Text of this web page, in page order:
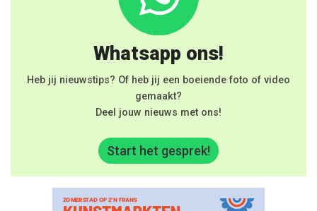
Whatsapp ons!
Heb jij nieuwstips? Of heb jij een boeiende foto of video
gemaakt?
Deel jouw nieuws met ons!
Start het gesprek!